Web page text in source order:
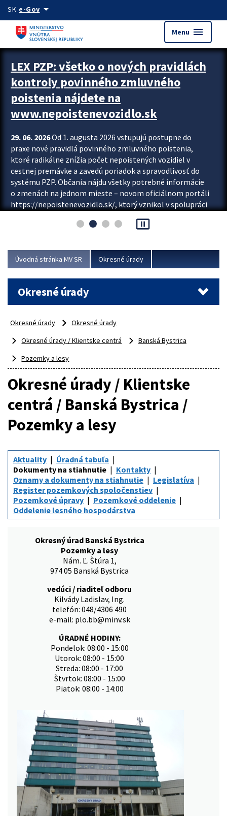
Preskocit na hlavný obsah
SK e-Govarrow_drop_down
Menu menu
Zastavit automatický posun upútavok
LEX PZP: všetko o nových pravidlách
kontroly povinného zmluvného
poistenia nájdete na
www.nepoistenevozidlo.sk
29. 06. 2026Od 1. augusta 2026 vstupujú postupne do
praxe nové pravidlá povinného zmluvného poistenia,
ktoré radikálne znížia počet nepoistených vozidiel v
cestnej premávke a zavedú poriadok a spravodlivosť do
systému PZP. Občania nájdu všetky potrebné informácie
o zmenách na jednom mieste – novom oficiálnom portáli
https://nepoistenevozidlo.sk/, ktorý vznikol v spolupráci
asociácie poisťovní (SLASPO) a Ministerstva vnútra SR.
Viac
pause_presentation
Úvodná stránka MV SR Okresné úrady
Okresné úrady
Okresné úrady
Okresné úrady
Okresné úrady / Klientske centrá
Banská Bystrica
Pozemky a lesy
Okresné úrady / Klientske
centrá / Banská Bystrica /
Pozemky a lesy
Aktuality
Úradná tabuľa
Dokumenty na stiahnutie
Kontakty
Oznamy a dokumenty na stiahnutie
Legislatíva
Register pozemkových spoločenstiev
Pozemkové úpravy
Pozemkové oddelenie
Oddelenie lesného hospodárstva
Okresný úrad Banská Bystrica
Pozemky a lesy
Nám. Ľ. Štúra 1,
974 05 Banská Bystrica
vedúci / riaditeľ odboru
Kilvády Ladislav, Ing.
telefón: 048/4306 490
e-mail: plo.bb@minv.sk
ÚRADNÉ HODINY:
Pondelok: 08:00 - 15:00
Utorok: 08:00 - 15:00
Streda: 08:00 - 17:00
Štvrtok: 08:00 - 15:00
Piatok: 08:00 - 14:00